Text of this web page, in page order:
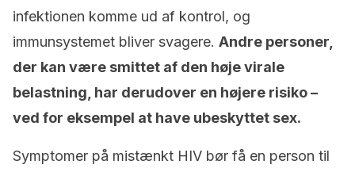
infektionen komme ud af kontrol, og
immunsystemet bliver svagere. Andre personer,
der kan være smittet af den høje virale
belastning, har derudover en højere risiko –
ved for eksempel at have ubeskyttet sex.
Symptomer på mistænkt HIV bør få en person til